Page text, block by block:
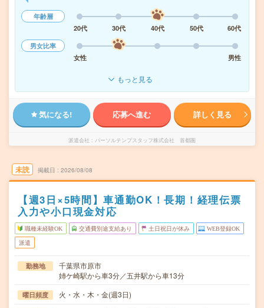
年齢層
20代
30代 40代 50代
60代
男女比率
女性
男性
もっと見る
気になる! 応募へ進む 詳しく見る
派遣会社 パーソルテンプスタッフ株式会社 首都圏
未読 掲載日 2026/08/08
【週3日×5時間】車通勤OK！長期！経理伝票
入力や小口現金対応
職種未経験OK 交通費別途支給あり 土日祝日が休み WEB登録OK
派遣
勤務地
千葉県市原市
姉ケ崎駅から車3分／五井駅から車13分
曜日頻度 火・水・木・金(週3日)